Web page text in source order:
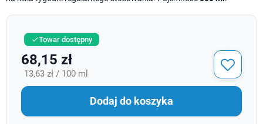
Towar dostępny
68,15 zł
13,63 zł / 100 ml
Dodaj do koszyka